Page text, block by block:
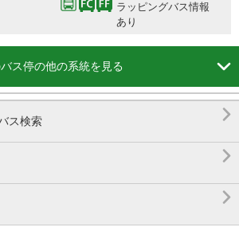
ラッピングバス情報
あり
ス停の他の系統を見る 
ス検索 

